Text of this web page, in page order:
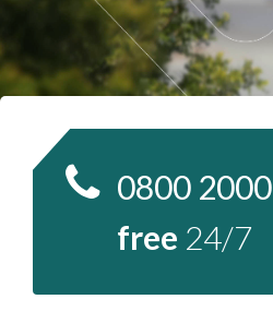
0800 2000
free 24/7